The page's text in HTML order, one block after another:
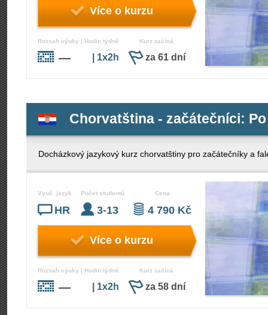
Více o kurzu
Rozsah výuky | Hodin týdně
— | 1x2h
Kurz začíná
za 61 dní
Chorvatština - začátečníci:
Docházkový jazykový kurz chorvatštiny pro začátečníky a
Vyuč. jazyk
HR
Počet studentů
3-13
Cena
4 790 Kč
Více o kurzu
Rozsah výuky | Hodin týdně
— | 1x2h
Kurz začíná
za 58 dní